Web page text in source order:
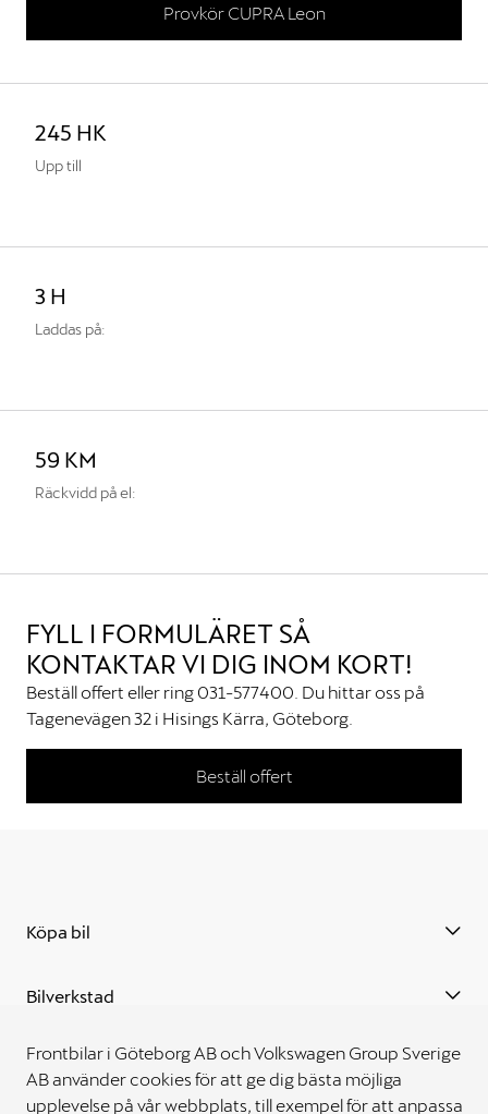
Frontbilar i Göteborg AB och Volkswagen Group Sverige
AB använder cookies för att ge dig bästa möjliga
upplevelse på vår webbplats, till exempel för att anpassa
Provkör CUPRA Leon
245 HK
Upp till
3 H
Laddas på:
59 KM
Räckvidd på el:
FYLL I FORMULÄRET SÅ
KONTAKTAR VI DIG INOM KORT!
Beställ offert eller ring 031-577400. Du hittar oss på
Tagenevägen 32 i Hisings Kärra, Göteborg.
Beställ offert
Köpa bil
Bilverkstad
Kontakta oss